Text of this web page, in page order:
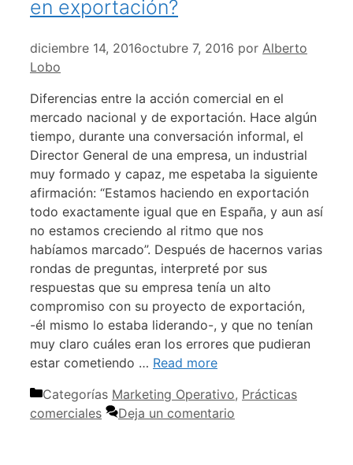
en exportación?
diciembre 14, 2016octubre 7, 2016 por Alberto
Lobo
Diferencias entre la acción comercial en el
mercado nacional y de exportación. Hace algún
tiempo, durante una conversación informal, el
Director General de una empresa, un industrial
muy formado y capaz, me espetaba la siguiente
afirmación: “Estamos haciendo en exportación
todo exactamente igual que en España, y aun así
no estamos creciendo al ritmo que nos
habíamos marcado”. Después de hacernos varias
rondas de preguntas, interpreté por sus
respuestas que su empresa tenía un alto
compromiso con su proyecto de exportación,
-él mismo lo estaba liderando-, y que no tenían
muy claro cuáles eran los errores que pudieran
estar cometiendo … Read more
Categorías Marketing Operativo, Prácticas
comerciales
Deja un comentario